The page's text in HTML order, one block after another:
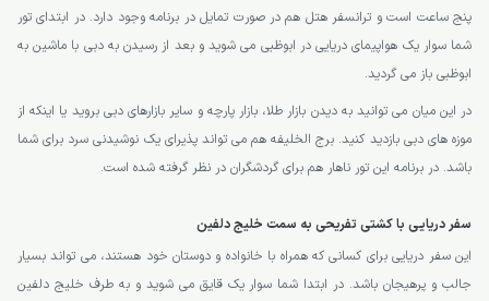
پنج ساعت است و ترانسفر هتل هم در صورت تمایل در برنامه وجود دارد. در ابتدای تور
شما سوار یک هواپیمای دریایی در ابوظبی می شوید و بعد از رسیدن به دبی با ماشین به
ابوظبی باز می گردید.
در این میان می توانید به دیدن بازار طلا، بازار پارچه و سایر بازارهای دبی بروید یا اینکه از
موزه های دبی بازدید کنید. برج الخلیفه هم می تواند پذیرای یک نوشیدنی سرد برای شما
باشد. در برنامه این تور ناهار هم برای گردشگران در نظر گرفته شده است.
سفر دریایی با کشتی تفریحی به سمت خلیج دلفین
این سفر دریایی برای کسانی که همراه با خانواده و دوستان خود هستند، می تواند بسیار
جالب و پرهیجان باشد. در ابتدا شما سوار یک قایق می شوید و به طرف خلیج دلفین